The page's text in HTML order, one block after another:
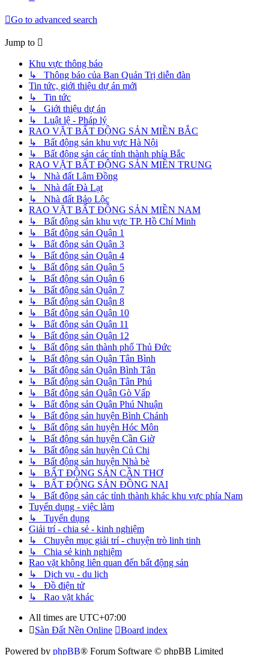
Go to advanced search
Jump to
Khu vực thông báo
↳ Thông báo của Ban Quản Trị diễn đàn
Tin tức, giới thiệu dự án mới
↳ Tin tức
↳ Giới thiệu dự án
↳ Luật lệ - Pháp lý
RAO VẶT BẤT ĐỘNG SẢN MIỀN BẮC
↳ Bất động sản khu vực Hà Nội
↳ Bất động sản các tỉnh thành phía Bắc
RAO VẶT BẤT ĐỘNG SẢN MIỀN TRUNG
↳ Nhà đất Lâm Đồng
↳ Nhà đất Đà Lạt
↳ Nhà đất Bảo Lộc
RAO VẶT BẤT ĐỘNG SẢN MIỀN NAM
↳ Bất động sản khu vực TP. Hồ Chí Minh
↳ Bất động sản Quận 1
↳ Bất động sản Quận 3
↳ Bất động sản Quận 4
↳ Bất động sản Quận 5
↳ Bất động sản Quận 6
↳ Bất động sản Quận 7
↳ Bất động sản Quận 8
↳ Bất động sản Quận 10
↳ Bất động sản Quận 11
↳ Bất động sản Quận 12
↳ Bất động sản thành phố Thủ Đức
↳ Bất động sản Quận Tân Bình
↳ Bất động sản Quận Bình Tân
↳ Bất động sản Quận Tân Phú
↳ Bất động sản Quận Gò Vấp
↳ Bất động sản Quận Phú Nhuận
↳ Bất động sản huyện Bình Chánh
↳ Bất động sản huyện Hóc Môn
↳ Bất động sản huyện Cần Giờ
↳ Bất động sản huyện Củ Chi
↳ Bất động sản huyện Nhà bè
↳ BẤT ĐỘNG SẢN CẦN THƠ
↳ BẤT ĐỘNG SẢN ĐỒNG NAI
↳ Bất động sản các tỉnh thành khác khu vực phía Nam
Tuyển dụng - việc làm
↳ Tuyển dụng
Giải trí - chia sẻ - kinh nghiệm
↳ Chuyên mục giải trí - chuyện trò linh tinh
↳ Chia sẻ kinh nghiệm
Rao vặt không liên quan đến bất động sản
↳ Dịch vụ - du lịch
↳ Đồ điện tử
↳ Rao vặt khác
All times are UTC+07:00
Sàn Đất Nền Online
Board index
Powered by phpBB® Forum Software © phpBB Limited